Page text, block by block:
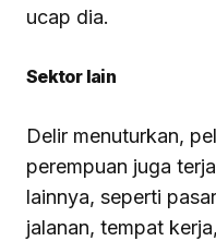
ucap dia.
Sektor lain
Delir menuturkan,
perempuan juga
lainnya, seperti
jalanan, tempat